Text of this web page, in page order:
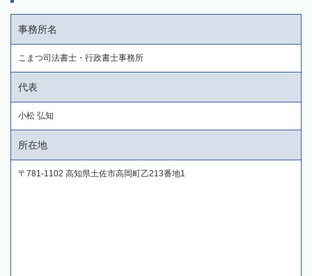
事務所名
こまつ司法書士・行政書士事務所
代表
小松 弘知
所在地
〒781-1102 高知県土佐市高岡町乙213番地1